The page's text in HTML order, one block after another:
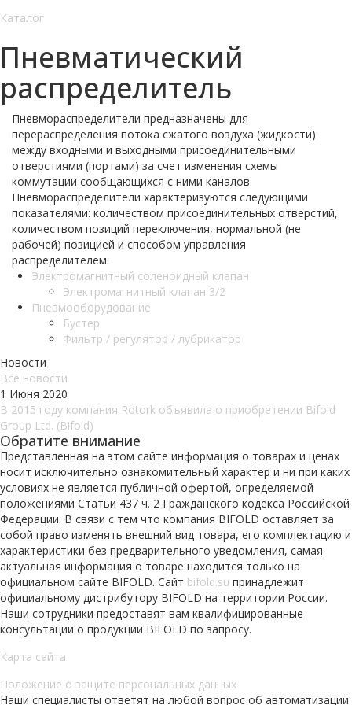
Каталог
Пневматический
распределитель
Пневмораспределители предназначены для
перераспределения потока сжатого воздуха (жидкости)
между входными и выходными присоединительными
отверстиями (портами) за счет изменения схемы
коммутации сообщающихся с ними каналов.
Пневмораспределители характеризуются следующими
показателями: количеством присоединительных отверстий,
количеством позиций переключения, нормальной (не
рабочей) позицией и способом управления
распределителем.
Электромагнитный соленоидный клапан
Электромагнитный клапан 3/2
Пневмооборудование
Бустер
Фильтр / регулятор / лубрикатор
Новости
Все новости
1 Июня 2020
В 2015 году компания Rotork объявила о приобретении Bifold
Group Ltd. (Bifold)
Обратите внимание
Представленная на этом сайте информация о товарах и ценах
носит исключительно ознакомительный характер и ни при каких
условиях не является публичной офертой, определяемой
положениями Статьи 437 ч. 2 Гражданского кодекса Российской
Федерации. В связи с тем что компания BIFOLD оставляет за
собой право изменять внешний вид товара, его комплектацию и
характеристики без предварительного уведомления, самая
актуальная информация о товаре находится только на
официальном сайте BIFOLD. Сайт bifold.su принадлежит
официальному дистрибутору BIFOLD на территории России.
Наши сотрудники предоставят вам квалифицированные
консультации о продукции BIFOLD по запросу.
Карта сайта
Положение о защите персональных данных
Наши специалисты ответят на любой вопрос об автоматизации